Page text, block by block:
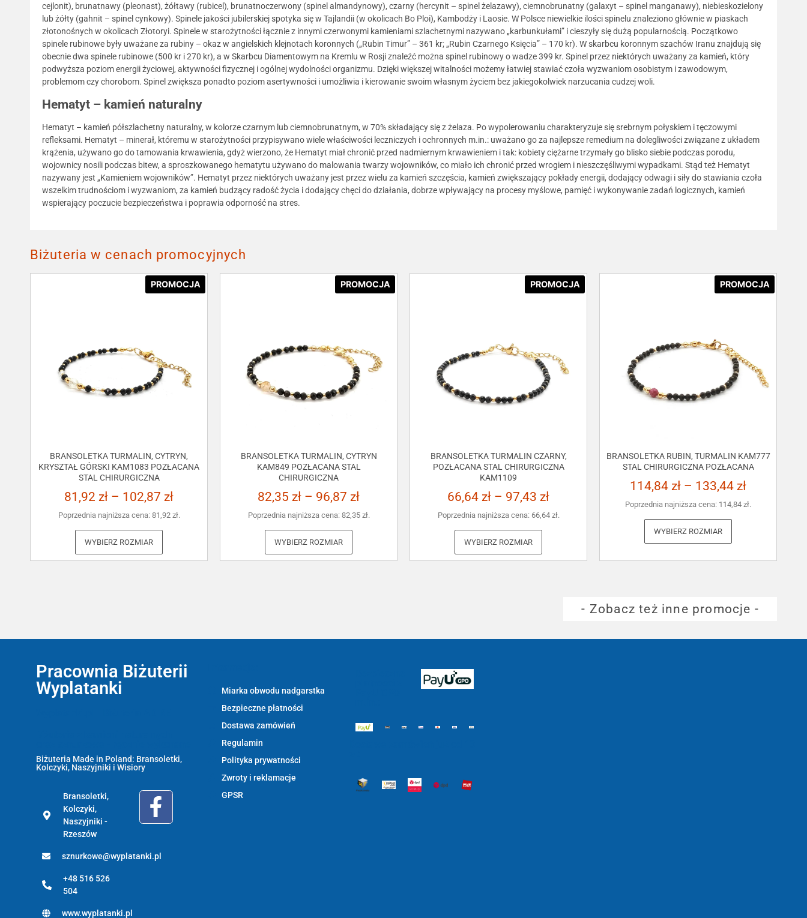
cejlonit), brunatnawy (pleonast), żółtawy (rubicel), brunatnoczerwony (spinel almandynowy), czarny (hercynit – spinel żelazawy), ciemnobrunatny (galaxyt – spinel manganawy), niebieskozielony
lub żółty (gahnit – spinel cynkowy). Spinele jakości jubilerskiej spotyka się w Tajlandii (w okolicach Bo Ploi), Kambodży i Laosie. W Polsce niewielkie ilości spinelu znaleziono głównie w piaskach
złotonośnych w okolicach Złotoryi. Spinele w starożytności łącznie z innymi czerwonymi kamieniami szlachetnymi nazywano „karbunkułami” i cieszyły się dużą popularnością. Początkowo
spinele rubinowe były uważane za rubiny – okaz w angielskich klejnotach koronnych („Rubin Timur” – 361 kr; „Rubin Czarnego Księcia” – 170 kr). W skarbcu koronnym szachów Iranu znajdują się
obecnie dwa spinele rubinowe (500 kr i 270 kr), a w Skarbcu Diamentowym na Kremlu w Rosji znaleźć można spinel rubinowy o wadze 399 kr. Spinel przez niektórych uważany za kamień, który
podwyższa poziom energii życiowej, aktywności fizycznej i ogólnej wydolności organizmu. Dzięki większej witalności możemy łatwiej stawiać czoła wyzwaniom osobistym i zawodowym,
problemom czy chorobom. Spinel zwiększa ponadto poziom asertywności i umożliwia i kierowanie swoim własnym życiem bez jakiegokolwiek narzucania cudzej woli.
Hematyt – kamień naturalny
Hematyt – kamień półszlachetny naturalny, w kolorze czarnym lub ciemnobrunatnym, w 70% składający się z żelaza. Po wypolerowaniu charakteryzuje się srebrnym połyskiem i tęczowymi
refleksami. Hematyt – minerał, któremu w starożytności przypisywano wiele właściwości leczniczych i ochronnych m.in.: uważano go za najlepsze remedium na dolegliwości związane z układem
krążenia, używano go do tamowania krwawienia, gdyż wierzono, że Hematyt miał chronić przed nadmiernym krwawieniem i tak: kobiety ciężarne trzymały go blisko siebie podczas porodu,
wojownicy nosili podczas bitew, a sproszkowanego hematytu używano do malowania twarzy wojowników, co miało ich chronić przed wrogiem i nieszczęśliwymi wypadkami. Stąd też Hematyt
nazywany jest „Kamieniem wojowników”. Hematyt przez niektórych uważany jest przez wielu za kamień szczęścia, kamień zwiększający pokłady energii, dodający odwagi i siły do stawiania czoła
wszelkim trudnościom i wyzwaniom, za kamień budzący radość życia i dodający chęci do działania, dobrze wpływający na procesy myślowe, pamięć i wykonywanie zadań logicznych, kamień
wspierający poczucie bezpieczeństwa i poprawia odporność na stres.
Biżuteria w cenach promocyjnych
PROMOCJA
BRANSOLETKA TURMALIN, CYTRYN,
KRYSZTAŁ GÓRSKI KAM1083 POZŁACANA
STAL CHIRURGICZNA
81,92 zł – 102,87 zł
Poprzednia najniższa cena: 81,92 zł.
WYBIERZ ROZMIAR
PROMOCJA
BRANSOLETKA TURMALIN, CYTRYN
KAM849 POZŁACANA STAL
CHIRURGICZNA
82,35 zł – 96,87 zł
Poprzednia najniższa cena: 82,35 zł.
WYBIERZ ROZMIAR
PROMOCJA
BRANSOLETKA TURMALIN CZARNY,
POZŁACANA STAL CHIRURGICZNA
KAM1109
66,64 zł – 97,43 zł
Poprzednia najniższa cena: 66,64 zł.
WYBIERZ ROZMIAR
PROMOCJA
BRANSOLETKA RUBIN, TURMALIN KAM777
STAL CHIRURGICZNA POZŁACANA
114,84 zł – 133,44 zł
Poprzednia najniższa cena: 114,84 zł.
WYBIERZ ROZMIAR
- Zobacz też inne promocje -
Pracownia Biżuterii
Wyplatanki
Biżuteria Made in Poland: Bransoletki,
Kolczyki, Naszyjniki i Wisiory
Bransoletki,
Kolczyki,
Naszyjniki -
Rzeszów
sznurkowe@wyplatanki.pl
+48 516 526
504
www.wyplatanki.pl
Miarka obwodu nadgarstka
Bezpieczne płatności
Dostawa zamówień
Regulamin
Polityka prywatności
Zwroty i reklamacje
GPSR